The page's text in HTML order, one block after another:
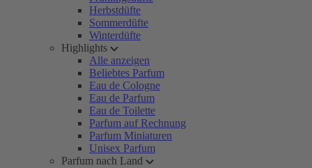
Herbstdüfte
Sommerdüfte
Winterdüfte
Highlights
Alle anzeigen
Beliebtes Parfum
Eau de Cologne
Eau de Parfum
Eau de Toilette
Parfum auf Rechnung
Parfum Miniaturen
Unisex Parfum
Parfum nach Land